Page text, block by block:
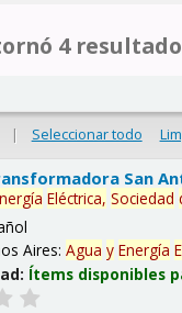
4
| Seleccionar todo
San
Eléctrica, Sociedad
Aires:Agua y Energía
Ítems disponibles